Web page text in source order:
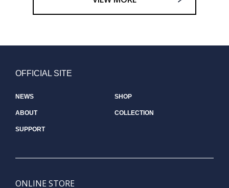
OFFICIAL SITE
NEWS SHOP
ABOUT COLLECTION
SUPPORT
ONLINE STORE